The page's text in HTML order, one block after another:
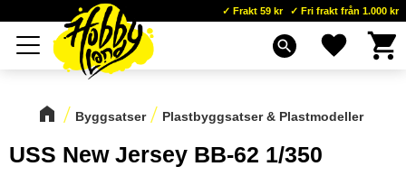
Meny
Frakt 59 kr Fri frakt från 1.000 kr
search Favoriter
Byggsatser Plastbyggsatser & Plastmodeller
USS New Jersey BB-62 1/350